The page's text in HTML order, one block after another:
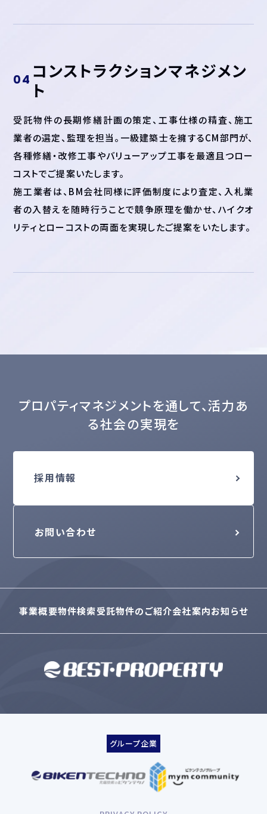
コンストラクションマネジメン
ト
受託物件の長期修繕計画の策定、工事仕様の精査、施工
業者の選定、監理を担当。一級建築士を擁するCM部門が、
各種修繕・改修工事やバリューアップ工事を最適且つロー
コストでご提案いたします。
施工業者は、BM会社同様に評価制度により査定、入札業
者の入替えを随時行うことで競争原理を働かせ、ハイクオ
リティとローコストの両面を実現したご提案をいたします。
プロパティマネジメントを通して、活力あ
る社会の実現を
採用情報
お問い合わせ
事業概要物件検索受託物件のご紹介会社案内お知らせ
グループ企業